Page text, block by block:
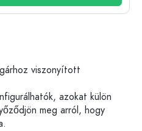
viszonyított
azokat külön
meg arról, hogy